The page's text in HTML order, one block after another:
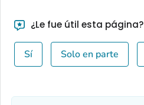
¿Le fue útil esta página?
Sí Solo en parte